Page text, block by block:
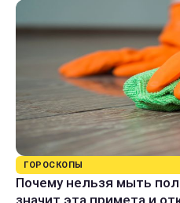
ГОРОСКОПЫ
Почему нельзя мыть
значит эта примета и